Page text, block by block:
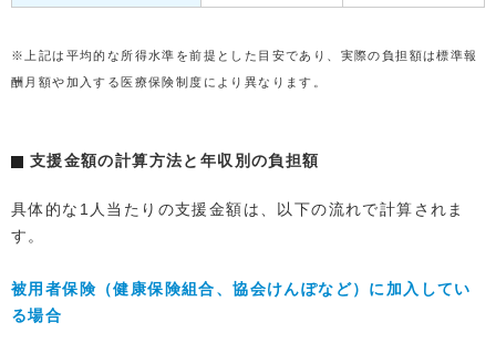
※上記は平均的な所得水準を前提とした目安であり、実際の負担額は標準報
酬月額や加入する医療保険制度により異なります。
支援金額の計算方法と年収別の負担額
具体的な1人当たりの支援金額は、以下の流れで計算されま
す。
被用者保険（健康保険組合、協会けんぽなど）に加入してい
る場合